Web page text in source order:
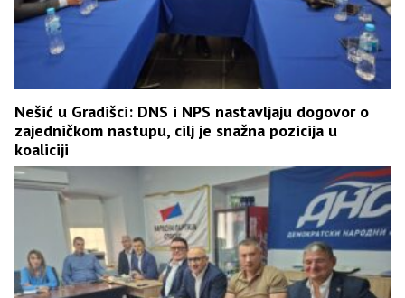
Nešić u Gradišci: DNS i NPS nastavljaju dogovor o
zajedničkom nastupu, cilj je snažna pozicija u
koaliciji